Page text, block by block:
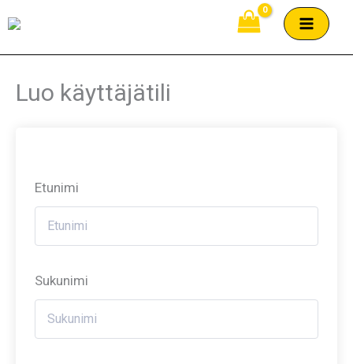
sisältöön
Luo käyttäjätili
Etunimi
Sukunimi